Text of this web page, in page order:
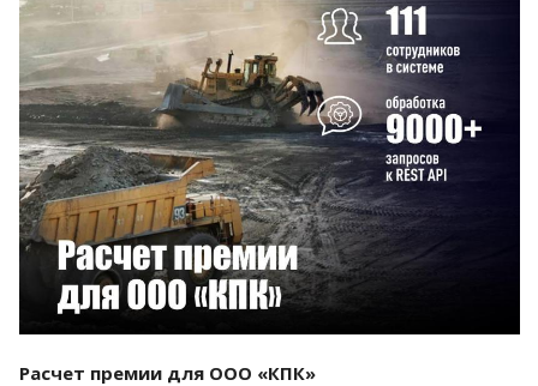
Смотреть проект
Расчет премии для ООО «КПК»